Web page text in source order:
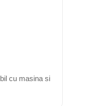
cu masina si